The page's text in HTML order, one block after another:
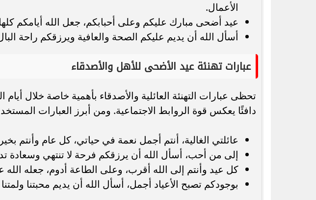
الأعمال.
عيد أضحى مبارك عليكم وعلى أحبابكم، جعل الله أيامكم
أسأل الله أن يديم عليكم الصحة والعافية ويرزقكم راحة
عبارات تهنئة عيد الأضحى للأهل والأصدقاء
تحظى عبارات التهنئة العائلية والأصدقاء بأهمية خاصة خلال
دافئًا يعكس قوة الروابط الاجتماعية. ومن أبرز العبارات
عائلتي الغالية، أنتم أجمل نعمة في حياتي، كل عام وأنتم
إلى من أحب، أسأل الله أن يرزقكم فرحة لا تنتهي وسعادة
كل عيد وأنتم إلى الله أقرب، وعلى الطاعة أدوم، جعله الله
بوجودكم تصبح الأعياد أجمل، أسأل الله أن يديم محبتنا ولمتنا